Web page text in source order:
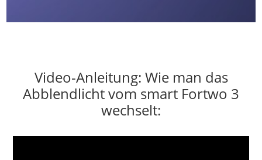
Video-Anleitung: Wie man das
Abblendlicht vom smart Fortwo 3
wechselt: